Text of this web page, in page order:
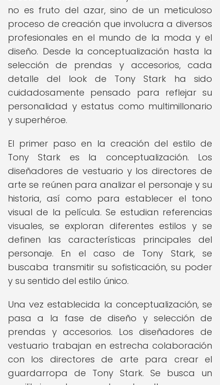
no es fruto del azar, sino de un meticuloso
proceso de creación que involucra a diversos
profesionales en el mundo de la moda y el
diseño. Desde la conceptualización hasta la
selección de prendas y accesorios, cada
detalle del look de Tony Stark ha sido
cuidadosamente pensado para reflejar su
personalidad y estatus como multimillonario
y superhéroe.
El primer paso en la creación del estilo de
Tony Stark es la conceptualización. Los
diseñadores de vestuario y los directores de
arte se reúnen para analizar el personaje y su
historia, así como para establecer el tono
visual de la película. Se estudian referencias
visuales, se exploran diferentes estilos y se
definen las características principales del
personaje. En el caso de Tony Stark, se
buscaba transmitir su sofisticación, su poder
y su sentido del estilo único.
Una vez establecida la conceptualización, se
pasa a la fase de diseño y selección de
prendas y accesorios. Los diseñadores de
vestuario trabajan en estrecha colaboración
con los directores de arte para crear el
guardarropa de Tony Stark. Se busca un